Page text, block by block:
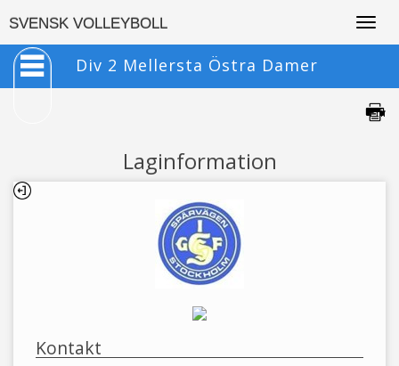
SVENSK VOLLEYBOLL
Div 2 Mellersta Östra Damer
Laginformation
Kontakt